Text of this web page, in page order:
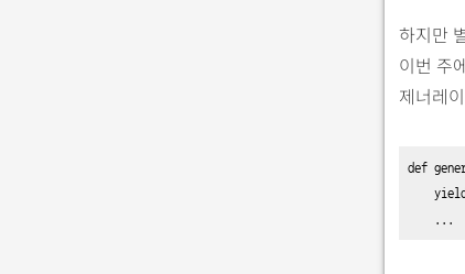
s
하지만
이번 주
제너레
def
yield